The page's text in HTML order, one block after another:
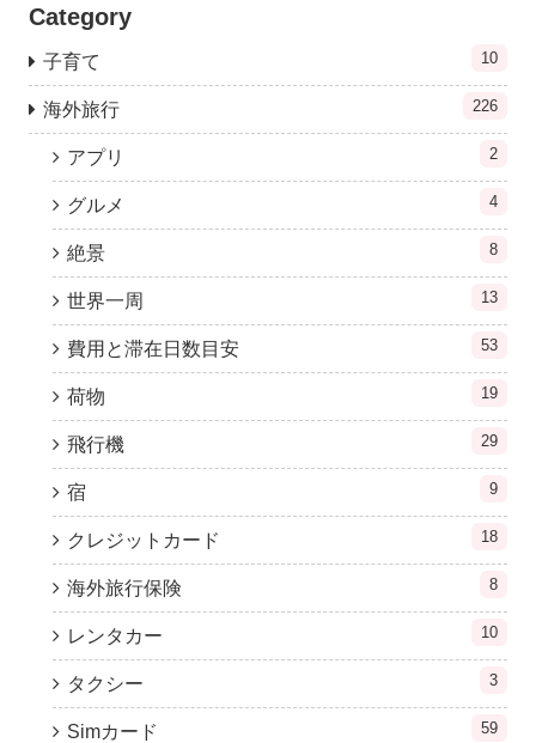
Category
子育て 10
海外旅行 226
アプリ 2
グルメ 4
絶景 8
世界一周 13
費用と滞在日数目安 53
荷物 19
飛行機 29
宿 9
クレジットカード 18
海外旅行保険 8
レンタカー 10
タクシー 3
Simカード 59